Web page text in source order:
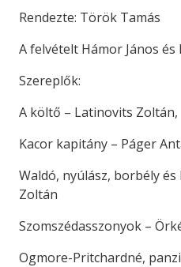
Rendezte: Török Tamás
A felvételt Hámor János
Szereplők:
A költő – Latinovits Zoltán,
Kacor kapitány – Páger
Waldó, nyúlász, borbély
Zoltán
Szomszédasszonyok –
Ogmore-Pritchardné,